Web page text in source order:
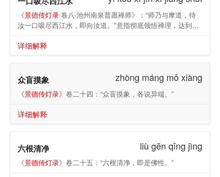
《景德传灯录·卷八·池州南泉普愿禅师》：“师乃与摩道，待
汝一口吸尽西江水，即向汝道。”意指彻底领悟禅理，达到心
详细解释
众盲摸象 zhòng máng mō xiàng
《景德传灯录》卷二十四：“众盲摸象，各说异端。”
详细解释
六根清净 liù gēn qīng jìng
《景德传灯录》卷二十五：“六根清净，即是佛性。”